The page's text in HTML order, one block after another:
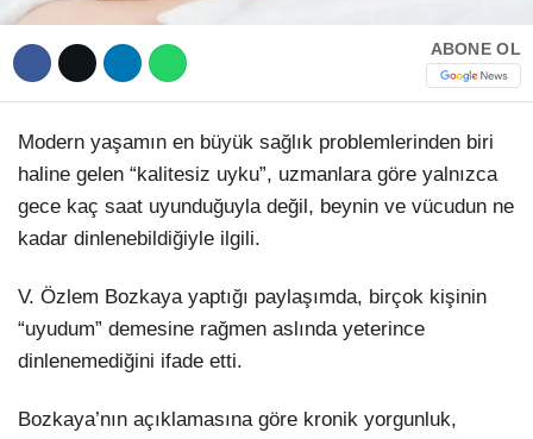
ABONE OL
Modern yaşamın en büyük sağlık problemlerinden biri
haline gelen “kalitesiz uyku”, uzmanlara göre yalnızca
gece kaç saat uyunduğuyla değil, beynin ve vücudun ne
kadar dinlenebildiğiyle ilgili.
V. Özlem Bozkayayaptığı paylaşımda, birçok kişinin
“uyudum” demesine rağmen aslında yeterince
dinlenemediğini ifade etti.
Bozkaya’nın açıklamasına göre kronik yorgunluk,